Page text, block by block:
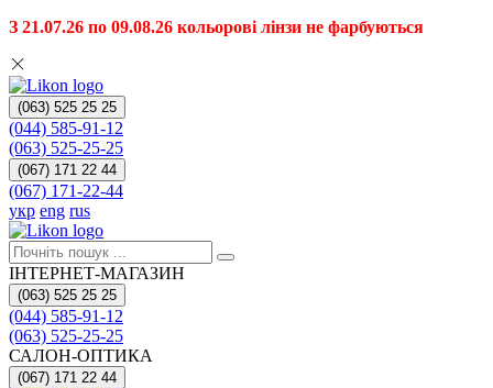
З 21.07.26 по 09.08.26 кольорові лінзи не фарбуються
(063) 525 25 25
(044) 585-91-12
(063) 525-25-25
(067) 171 22 44
(067) 171-22-44
укр eng rus
ІНТЕРНЕТ-МАГАЗИН
(063) 525 25 25
(044) 585-91-12
(063) 525-25-25
САЛОН-ОПТИКА
(067) 171 22 44